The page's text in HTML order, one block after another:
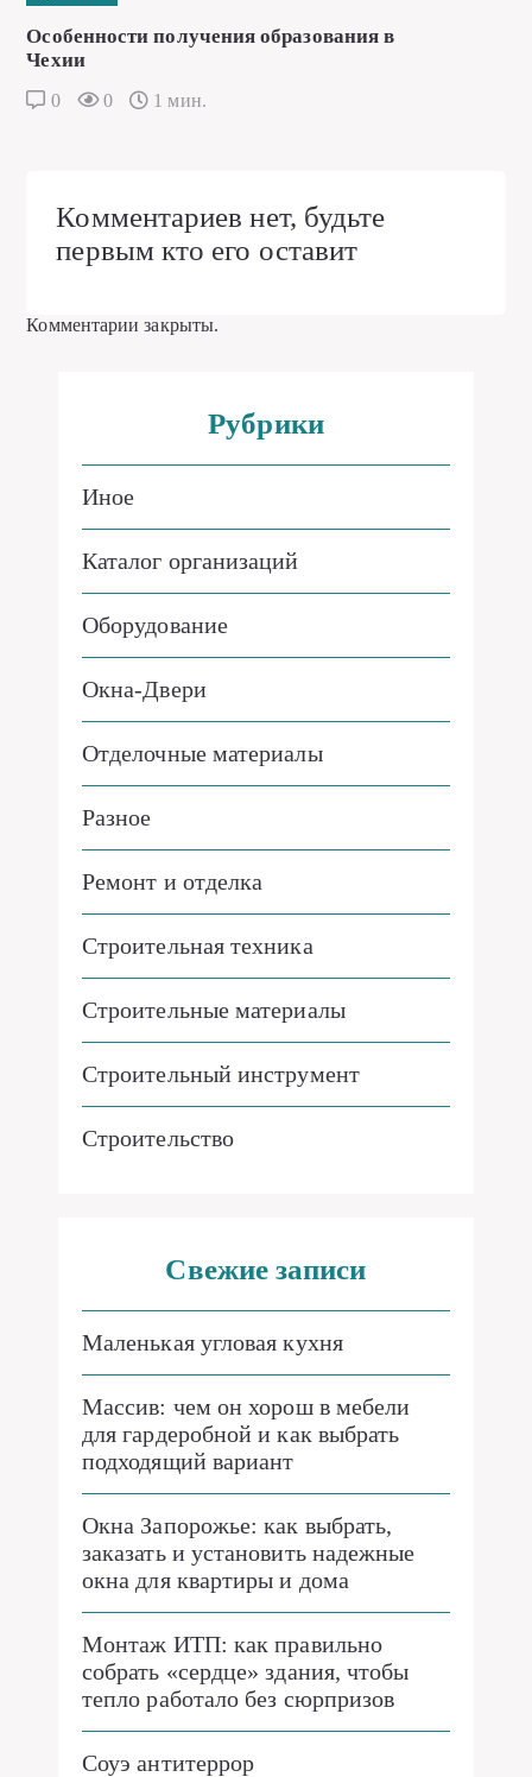
Особенности получения образования в
Чехии
0 0 1 мин.
Комментариев нет, будьте
первым кто его оставит
Комментарии закрыты.
Рубрики
Иное
Каталог организаций
Оборудование
Окна-Двери
Отделочные материалы
Разное
Ремонт и отделка
Строительная техника
Строительные материалы
Строительный инструмент
Строительство
Свежие записи
Маленькая угловая кухня
Массив: чем он хорош в мебели
для гардеробной и как выбрать
подходящий вариант
Окна Запорожье: как выбрать,
заказать и установить надежные
окна для квартиры и дома
Монтаж ИТП: как правильно
собрать «сердце» здания, чтобы
тепло работало без сюрпризов
Соуэ антитеррор